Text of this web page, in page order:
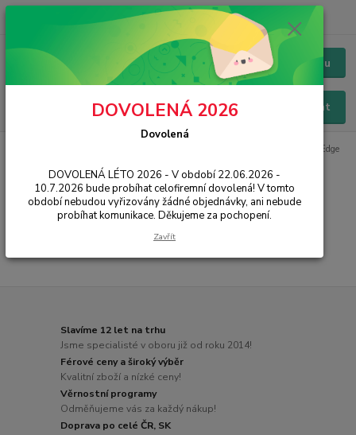
Menu
Hledat
Chat / Online podpora - 24/7
G935 Galaxy S7 Edge
G935 Galaxy S7 Edge
Slavíme 12 let na trhu
Jsme specialisté v oboru již od roku 2014!
Férové ceny a široký výběr
Kvalitní zboží a nízké ceny!
Věrnostní programy
Odměňujeme vás za každý nákup!
Doprava po celé ČR, SK
DOVOLENÁ 2026
Dovolená
DOVOLENÁ LÉTO 2026 - V období 22.06.2026 -
10.7.2026 bude probíhat celofiremní dovolená! V tomto
období nebudou vyřizovány žádné objednávky, ani nebude
probíhat komunikace. Děkujeme za pochopení.
Zavřít